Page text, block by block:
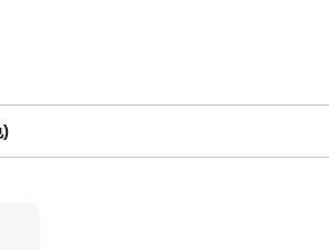
)